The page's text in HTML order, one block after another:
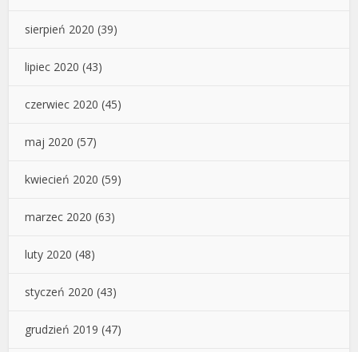
sierpień 2020 (39)
lipiec 2020 (43)
czerwiec 2020 (45)
maj 2020 (57)
kwiecień 2020 (59)
marzec 2020 (63)
luty 2020 (48)
styczeń 2020 (43)
grudzień 2019 (47)